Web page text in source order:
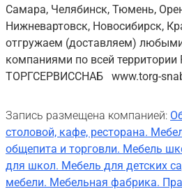
Самара, Челябинск, Тюмень,
Нижневартовск, Новосибирск,
отгружаем (доставляем)
компаниями по всей территории
ТОРГСЕРВИССНАБ www.torg-
Запись размещена компанией:
столовой, кафе, ресторана.
общепита и торговли. Мебель
для школ. Мебель для детских
мебели. Мебельная фабрика.